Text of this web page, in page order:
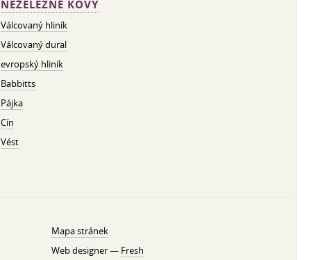
NEŽELEZNÉ KOVY
Válcovaný hliník
Válcovaný dural
evropský hliník
Babbitts
Pájka
Cín
Vést
Mapa stránek
Web designer — Fresh